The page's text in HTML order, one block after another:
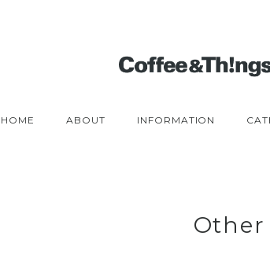
HOME ABOUT INFORMATION
Other